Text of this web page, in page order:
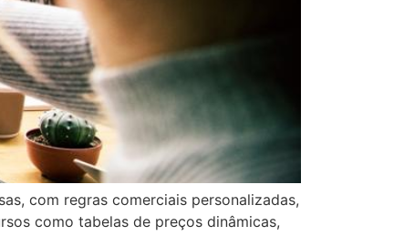
com regras comerciais personalizadas,
como tabelas de preços dinâmicas,